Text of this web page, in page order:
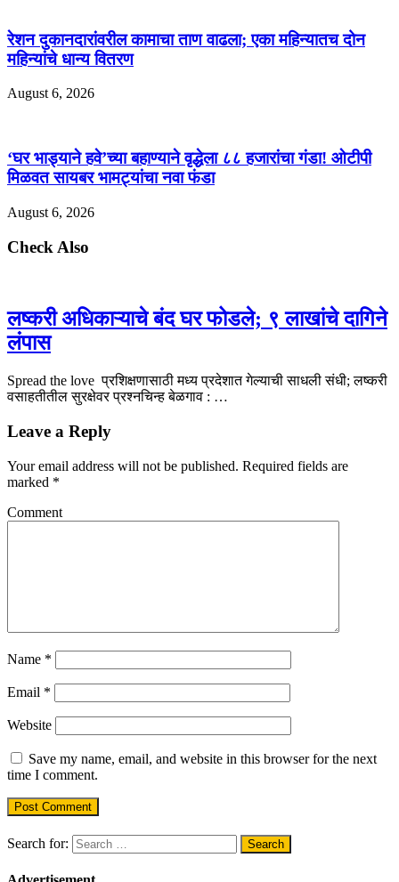
रेशन दुकानदारांवरील कामाचा ताण वाढला; एका महिन्यातच दोन
महिन्यांचे धान्य वितरण
August 6, 2026
‘घर भाड्याने हवे’च्या बहाण्याने वृद्धेला ८८ हजारांचा गंडा! ओटीपी
मिळवत सायबर भामट्यांचा नवा फंडा
August 6, 2026
Check Also
लष्करी अधिकाऱ्याचे बंद घर फोडले; ९ लाखांचे दागिने
लंपास
Spread the love प्रशिक्षणासाठी मध्य प्रदेशात गेल्याची साधली संधी; लष्करी
वसाहतीतील सुरक्षेवर प्रश्नचिन्ह बेळगाव : …
Leave a Reply
Your email address will not be published. Required fields are
marked *
Comment
Name *
Email *
Website
Save my name, email, and website in this browser for the next
time I comment.
Search for: